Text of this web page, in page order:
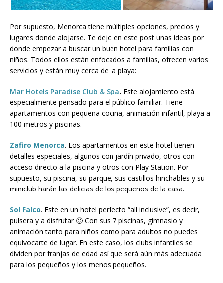
Por supuesto, Menorca tiene múltiples opciones, precios y
lugares donde alojarse. Te dejo en este post unas ideas por
donde empezar a buscar un buen hotel para familias con
niños. Todos ellos están enfocados a familias, ofrecen varios
servicios y están muy cerca de la playa:
Mar Hotels Paradise Club & Spa. Este alojamiento está
especialmente pensado para el público familiar. Tiene
apartamentos con pequeña cocina, animación infantil, playa a
100 metros y piscinas.
Zafiro Menorca. Los apartamentos en este hotel tienen
detalles especiales, algunos con jardín privado, otros con
acceso directo a la piscina y otros con Play Station. Por
supuesto, su piscina, su parque, sus castillos hinchables y su
miniclub harán las delicias de los pequeños de la casa.
Sol Falco. Este en un hotel perfecto “all inclusive”, es decir,
pulsera y a disfrutar 🙂 Con sus 7 piscinas, gimnasio y
animación tanto para niños como para adultos no puedes
equivocarte de lugar. En este caso, los clubs infantiles se
dividen por franjas de edad así que será aún más adecuada
para los pequeños y los menos pequeños.